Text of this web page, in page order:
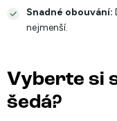
Snadné obouvání:
nejmenší.
Vyberte si
šedá?